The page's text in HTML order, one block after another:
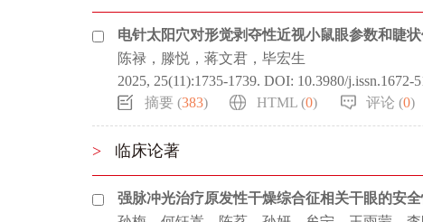
电针太阳穴对形觉剥夺性近视小鼠眼参数和睫
陈禄，滕悦，蒋文君，毕宏生
2025, 25(11):1735-1739. DOI: 10.3980/j.issn.1672-
摘要 (383) HTML (0) 评论 (0)
> 临床论著
强脉冲光治疗原发性干燥综合征相关干眼的安